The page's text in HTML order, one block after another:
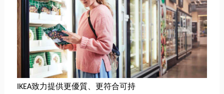
IKEA致力提供更優質、更符合可持